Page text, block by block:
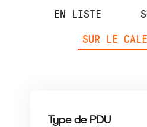
EN LISTE
SUR LE
Type de PDU